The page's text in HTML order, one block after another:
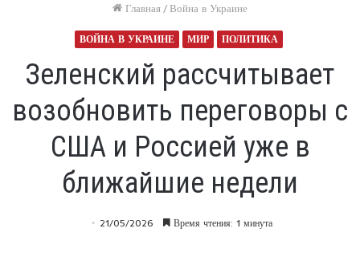
Главная /Война в Украине
ВОЙНА В УКРАИНЕ МИР ПОЛИТИКА
Зеленский рассчитывает
возобновить переговоры с
США и Россией уже в
ближайшие недели
21/05/2026 Время чтения: 1 минута